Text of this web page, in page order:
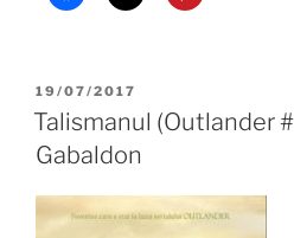
POSTED
ON
19/07/2017
Talismanul (Outlander
Gabaldon